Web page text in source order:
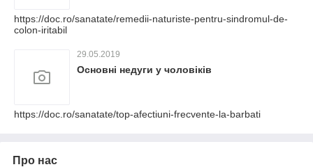
https://doc.ro/sanatate/remedii-naturiste-pentru-sindromul-de-
colon-iritabil
29.05.2019
Основні недуги у чоловіків
https://doc.ro/sanatate/top-afectiuni-frecvente-la-barbati
Про нас